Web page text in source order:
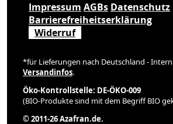
Impressum AGBs Datenschutz
Barrierefreiheitserklärung
Widerruf
*für Lieferungen nach Deutschland -
Versandinfos.
Öko-Kontrollstelle: DE-ÖKO-009
(BIO-Produkte sind mit dem Begriff BIO
© 2011-26 Azafran.de.